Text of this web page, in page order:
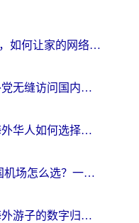
Openwrt 回国：在海外，如何让家的网络触手可及
香港翻墙回内地：海外党无缝访问国内资源的加速器选择全攻略
迅游和回国好用吗？海外华人如何选择靠谱的回国加速器
海外党必看：Clash回国机场怎么选？一篇搞定无缝访问国内资源的全攻略
穿梭和松果哪个好？海外游子的数字归乡路，到底该怎么选